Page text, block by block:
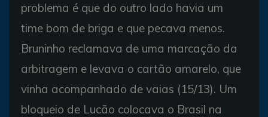
problema é que do outro lado havia um
time bom de briga e que pecava menos.
Bruninho reclamava de uma marcação da
arbitragem e levava o cartão amarelo, que
vinha acompanhado de vaias (15/13). Um
bloqueio de Lucão colocava o Brasil na